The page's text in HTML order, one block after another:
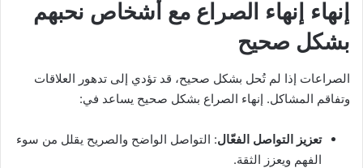
إنهاء إنهاء الصراع مع أشخاص نحبهم
بشكل صحيح
الصراعات إذا لم تُحل بشكل صحيح، قد تؤدي إلى تدهور العلاقات
وتفاقم المشاكل. إنهاء الصراع بشكل صحيح يساعد في:
تعزيز التواصل الفعّال: التواصل الواضح والصريح يقلل من سوء
الفهم ويعزز الثقة.